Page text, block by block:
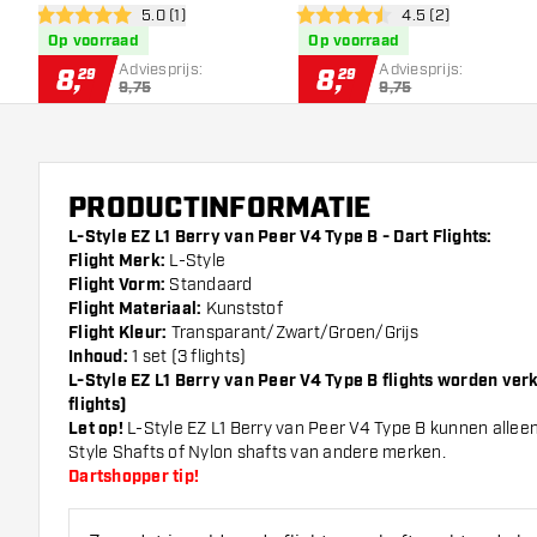
open reviews drawer
5 score sterren5.0 (1)
Op voorraad
8,29 Adviesprijs:
9,75
open reviews
4.5 score sterren4.5 (2)
Op voorraad
8,29 Adviesprijs:
9,75
PRODUCTINFORMATIE
L-Style EZ L1 Berry van Peer V4 Type B - Dart Flights:
Flight Merk: L-Style
Flight Vorm: Standaard
Flight Materiaal: Kunststof
Flight Kleur: Transparant/Zwart/Groen/Grijs
Inhoud: 1 set (3 flights)
L-Style EZ L1 Berry van Peer V4 Type B flights worden
flights)
Let op! L-Style EZ L1 Berry van Peer V4 Type B kunnen
Style Shafts of Nylon shafts van andere merken.
Dartshopper tip!